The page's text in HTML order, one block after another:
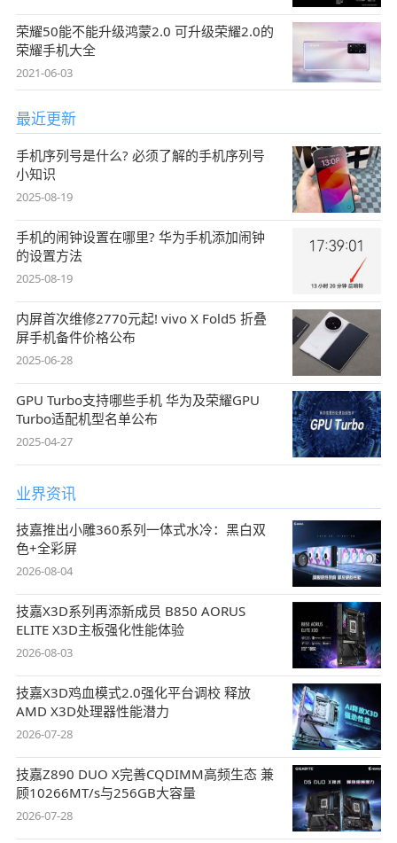
荣耀50能不能升级鸿蒙2.0 可升级荣耀2.0的
荣耀手机大全
2021-06-03
最近更新
手机序列号是什么? 必须了解的手机序列号
小知识
2025-08-19
手机的闹钟设置在哪里? 华为手机添加闹钟
的设置方法
2025-08-19
内屏首次维修2770元起! vivo X Fold5 折叠
屏手机备件价格公布
2025-06-28
GPU Turbo支持哪些手机 华为及荣耀GPU
Turbo适配机型名单公布
2025-04-27
业界资讯
技嘉推出小雕360系列一体式水冷：黑白双
色+全彩屏
2026-08-04
技嘉X3D系列再添新成员 B850 AORUS
ELITE X3D主板强化性能体验
2026-08-03
技嘉X3D鸡血模式2.0强化平台调校 释放
AMD X3D处理器性能潜力
2026-07-28
技嘉Z890 DUO X完善CQDIMM高频生态 兼
顾10266MT/s与256GB大容量
2026-07-28